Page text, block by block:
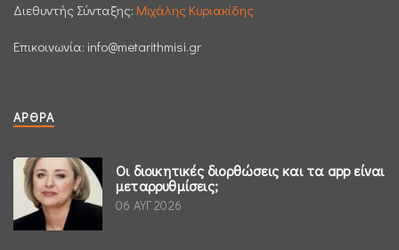
Διεθυντής Σύνταξης: Μιχάλης Κυριακίδης
Επικοινωνία: info@metarithmisi.gr
ΆΡΘΡΑ
Οι διοικητικές διορθώσεις και τα app είναι
μεταρρυθμίσεις;
06 ΑΥΓ 2026